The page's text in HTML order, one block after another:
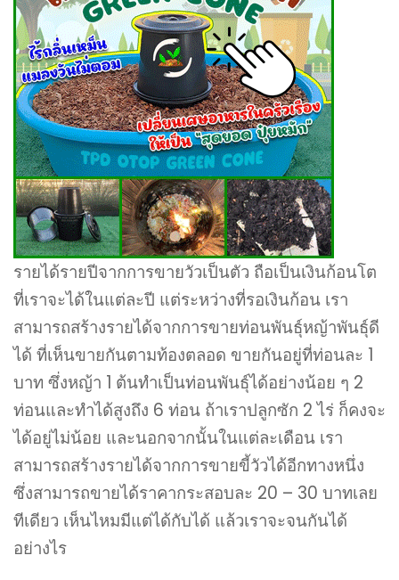
รายได้รายปีจากการขายวัวเป็นตัว ถือเป็นเงินก้อนโต
ที่เราจะได้ในแต่ละปี แต่ระหว่างที่รอเงินก้อน เรา
สามารถสร้างรายได้จากการขายท่อนพันธุ์หญ้าพันธุ์ดี
ได้ ที่เห็นขายกันตามท้องตลอด ขายกันอยู่ที่ท่อนละ 1
บาท ซึ่งหญ้า 1 ต้นทำเป็นท่อนพันธุ์ได้อย่างน้อย ๆ 2
ท่อนและทำได้สูงถึง 6 ท่อน ถ้าเราปลูกซัก 2 ไร่ ก็คงจะ
ได้อยู่ไม่น้อย และนอกจากนั้นในแต่ละเดือน เรา
สามารถสร้างรายได้จากการขายขี้วัวได้อีกทางหนึ่ง
ซึ่งสามารถขายได้ราคากระสอบละ 20 – 30 บาทเลย
ทีเดียว เห็นไหมมีแต่ได้กับได้ แล้วเราจะจนกันได้
อย่างไร